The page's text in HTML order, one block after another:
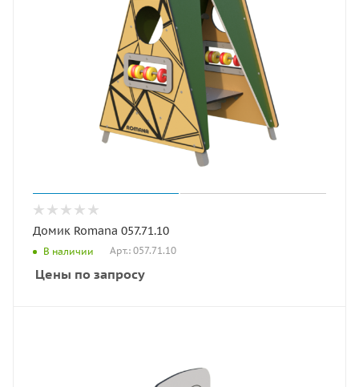
Домик Romana 057.71.10
В наличии Арт.: 057.71.10
Цены по запросу